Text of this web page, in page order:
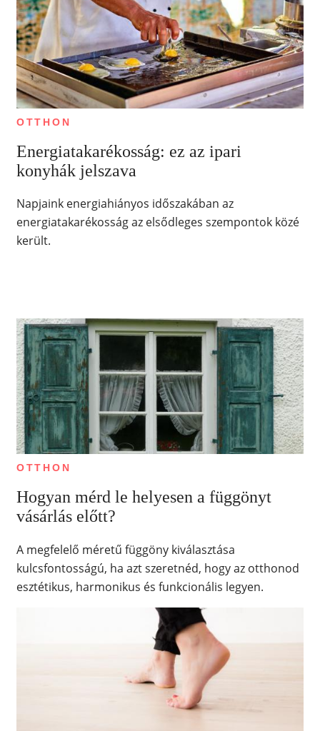
OTTHON
Energiatakarékosság: ez az ipari
konyhák jelszava
Napjaink energiahiányos időszakában az
energiatakarékosság az elsődleges szempontok közé
került.
OTTHON
Hogyan mérd le helyesen a függönyt
vásárlás előtt?
A megfelelő méretű függöny kiválasztása
kulcsfontosságú, ha azt szeretnéd, hogy az otthonod
esztétikus, harmonikus és funkcionális legyen.